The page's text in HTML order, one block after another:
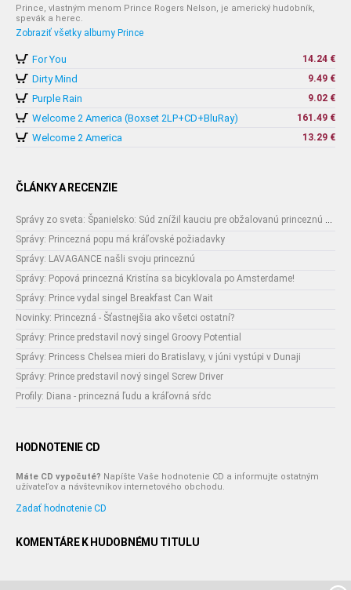
Prince, vlastným menom Prince Rogers Nelson, je americký hudobník,
spevák a herec.
Zobraziť všetky albumy Prince
For You 14.24 €
Dirty Mind 9.49 €
Purple Rain 9.02 €
Welcome 2 America (Boxset 2LP+CD+BluRay) 161.49 €
Welcome 2 America 13.29 €
ČLÁNKY A RECENZIE
Správy zo sveta: Španielsko: Súd znížil kauciu pre obžalovanú princeznú Cristinu
Správy: Princezná popu má kráľovské požiadavky
Správy: LAVAGANCE našli svoju princeznú
Správy: Popová princezná Kristína sa bicyklovala po Amsterdame!
Správy: Prince vydal singel Breakfast Can Wait
Novinky: Princezná - Šťastnejšia ako všetci ostatní?
Správy: Prince predstavil nový singel Groovy Potential
Správy: Princess Chelsea mieri do Bratislavy, v júni vystúpi v Dunaji
Správy: Prince predstavil nový singel Screw Driver
Profily: Diana - princezná ľudu a kráľovná sŕdc
HODNOTENIE CD
Máte CD vypočuté? Napíšte Vaše hodnotenie CD a informujte ostatným
užívateľov a návštevníkov internetového obchodu.
Zadať hodnotenie CD
KOMENTÁRE K HUDOBNÉMU TITULU